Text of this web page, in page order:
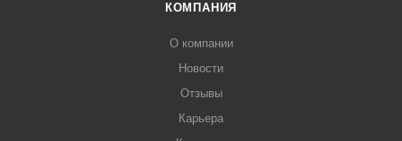
КОМПАНИЯ
О компании
Новости
Отзывы
Карьера